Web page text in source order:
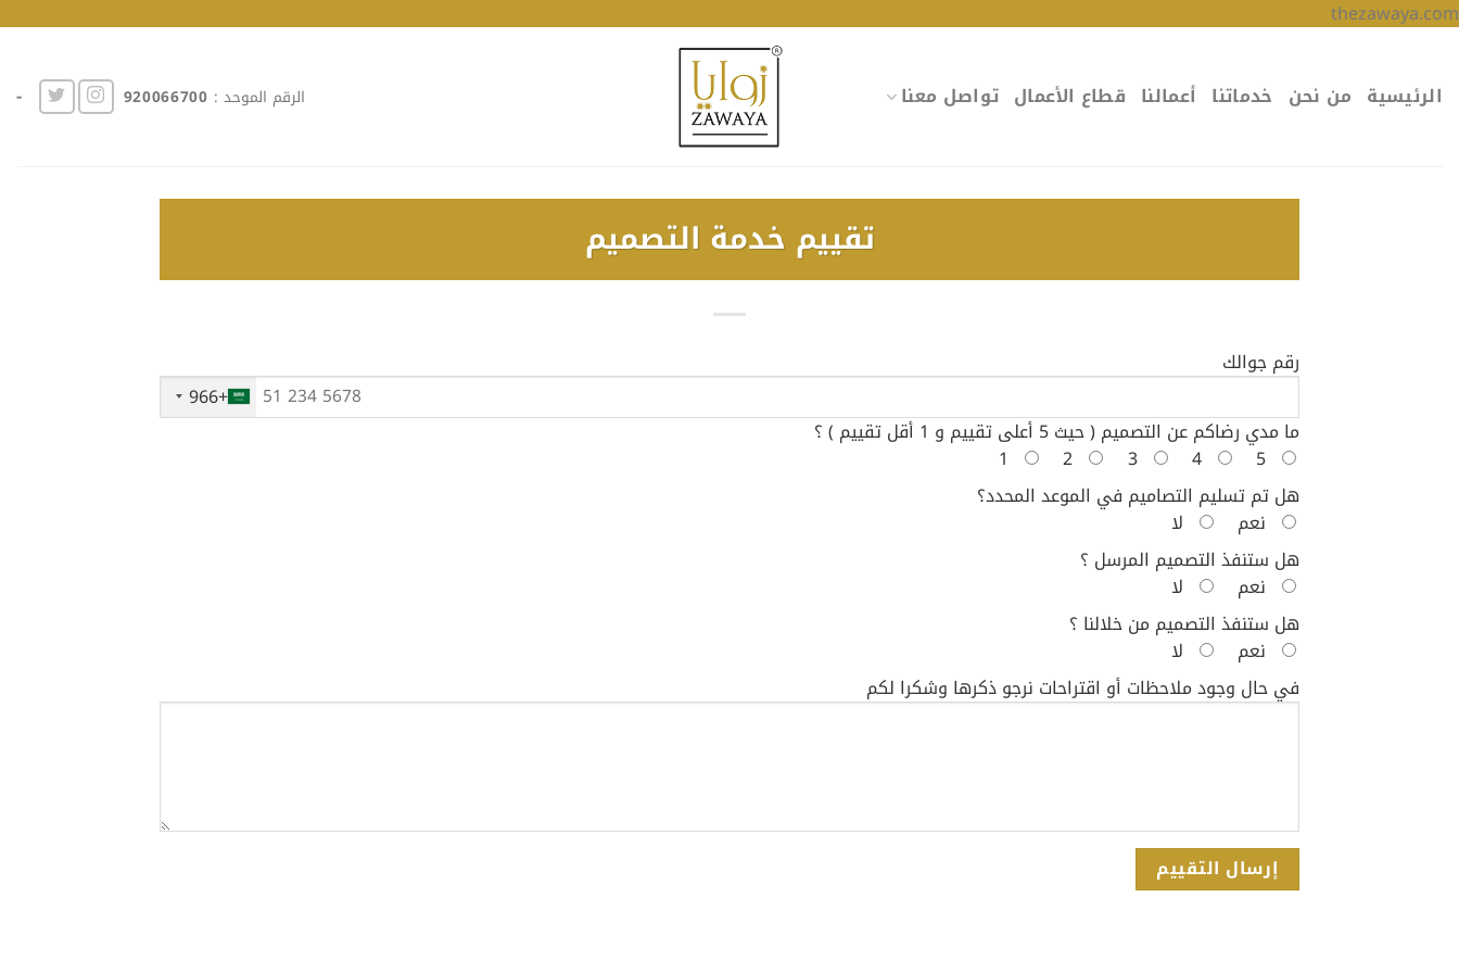
thezawaya.comتخطي
الرئيسية من نحن خدماتنا أعمالنا قطاع الأعمال تواصل معنا الرقم الموحد : 920066700
-
تقييم خدمة التصميم
رقم جوالك
+966
ما مدي رضاكم عن التصميم ( حيث 5 أعلى تقييم و 1 أقل تقييم ) ؟
5
4
3
2
1
هل تم تسليم التصاميم في الموعد المحدد؟
نعم
لا
هل ستنفذ التصميم المرسل ؟
نعم
لا
هل ستنفذ التصميم من خلالنا ؟
نعم
لا
في حال وجود ملاحظات أو اقتراحات نرجو ذكرها وشكرا لكم